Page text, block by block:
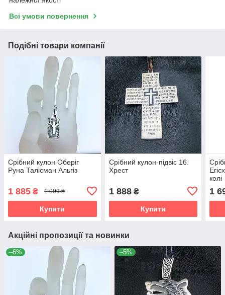
Всі умови повернення
Подібні товари компанії
Срібний кулон Оберіг
Руна Талісман Альгіз
1 885 ₴ 1 999 ₴
Купити
Срібний кулон-підвіс 16.
Хрест
1 888₴
Купити
колі
1
Акційні пропозиції та новинки
–6% –5%